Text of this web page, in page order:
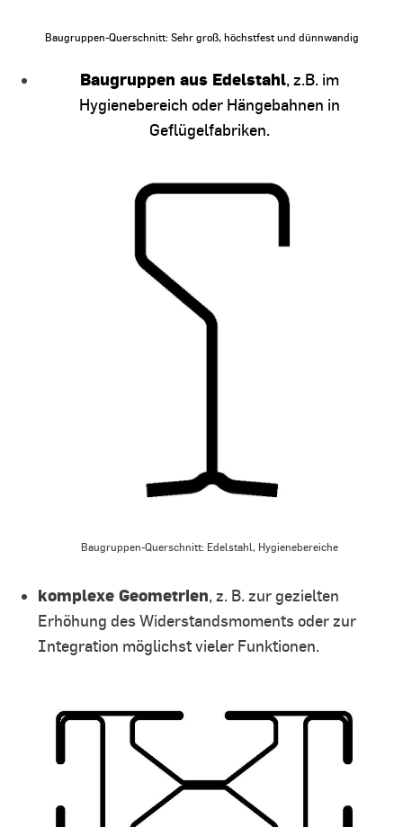
Baugruppen-Querschnitt: Sehr groß, höchstfest und dünnwandig
Baugruppen aus Edelstahl, z.B. im
Hygienebereich oder Hängebahnen in
Geflügelfabriken.
Baugruppen-Querschnitt: Edelstahl, Hygienebereiche
komplexe Geometrien, z. B. zur gezielten
Erhöhung des Widerstandsmoments oder zur
Integration möglichst vieler Funktionen.